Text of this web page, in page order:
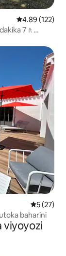
Ukadiriaji wa
4.89 (122)
7🚶‍
Ukadiriaji
5 (27)
baharini
viyoyozi